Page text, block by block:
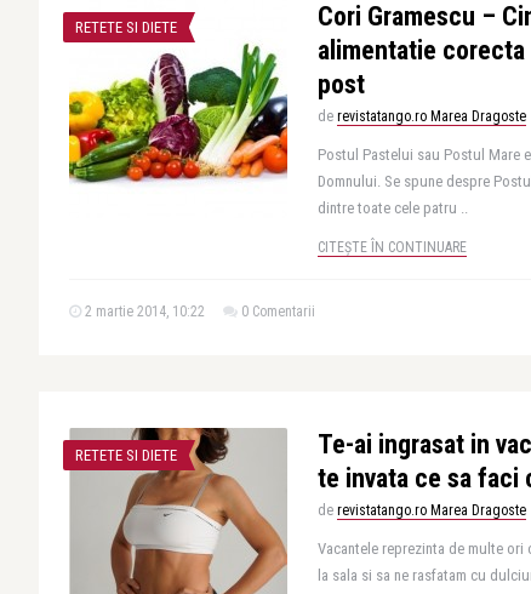
RETETE SI DIETE
Cori Gramescu –
alimentatie
post
de revistatango.ro Marea Dragoste
Postul Pastelui sau Postul Mare
Domnului. Se spune despre
dintre toate cele patru ..
CITEȘTE ÎN CONTINUARE
2 martie 2014, 10:22 0 Comentarii
RETETE SI DIETE
Te-ai ingrasat in
te invata ce sa faci
de revistatango.ro Marea Dragoste
Vacantele reprezinta de multe ori
la sala si sa ne rasfatam cu